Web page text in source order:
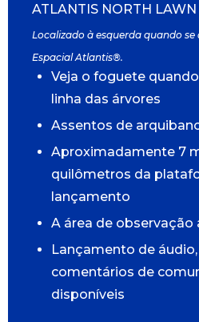
ATLANTIS NORTH LAWN
Localizado à esquerda quando
Espacial Atlantis®.
Veja o foguete
linha das árvores
Assentos de
Aproximadamente 7
quilômetros da
lançamento
A área de observação
Lançamento de
comentários de
disponíveis